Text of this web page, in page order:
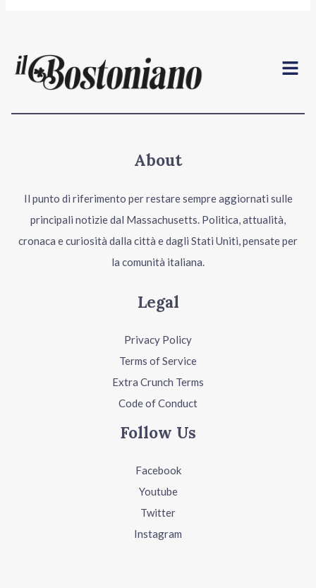
Menu
About
Il punto di riferimento per restare sempre aggiornati sulle
principali notizie dal Massachusetts. Politica, attualità,
cronaca e curiosità dalla città e dagli Stati Uniti, pensate per
la comunità italiana.
Legal
Privacy Policy
Terms of Service
Extra Crunch Terms
Code of Conduct
Follow Us
Facebook
Youtube
Twitter
Instagram